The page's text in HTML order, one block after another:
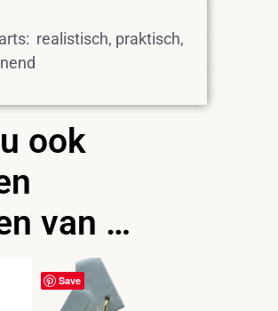
realistisch, praktisch,
ook
van …
Save